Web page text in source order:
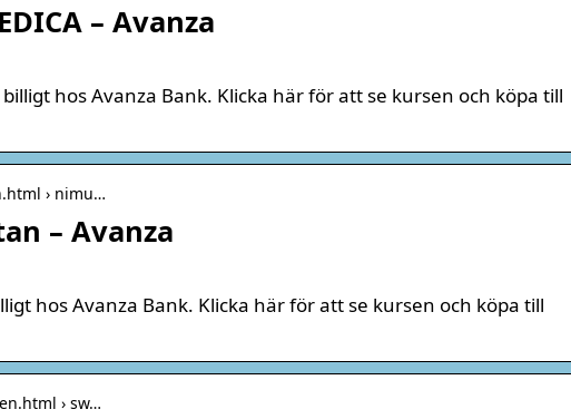
– Avanza
billigt hos Avanza Bank. Klicka här för att se kursen och köpa till
› nimu…
– Avanza
hos Avanza Bank. Klicka här för att se kursen och köpa till
› sw…